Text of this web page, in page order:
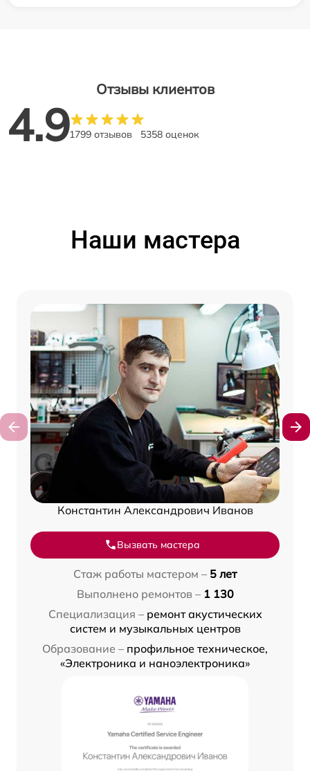
Отзывы клиентов
4.91799 отзывов 5358 оценок
Наши мастера
Константин Александрович Иванов
Вызвать мастера
Стаж работы мастером – 5 лет
Выполнено ремонтов – 1 130
Специализация – ремонт акустических
систем и музыкальных центров
Образование – профильное техническое,
«Электроника и наноэлектроника»